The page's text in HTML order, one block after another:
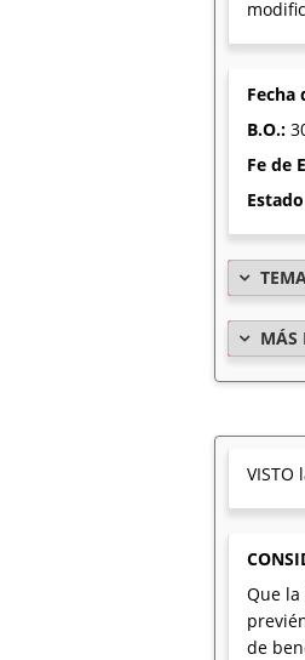
Fecha
B.O.:
Fe de
MÁS
VISTO
Que la
de